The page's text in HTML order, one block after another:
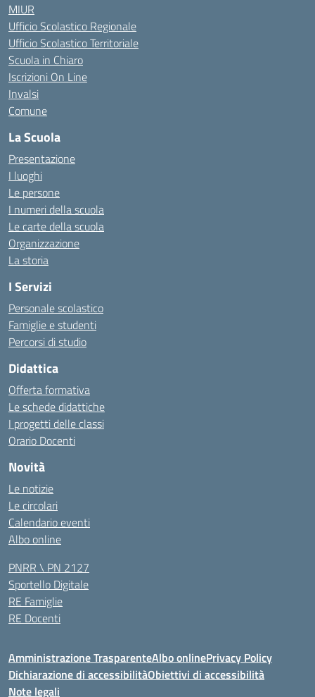
MIUR
Ufficio Scolastico Regionale
Ufficio Scolastico Territoriale
Scuola in Chiaro
Iscrizioni On Line
Invalsi
Comune
La Scuola
Presentazione
I luoghi
Le persone
I numeri della scuola
Le carte della scuola
Organizzazione
La storia
I Servizi
Personale scolastico
Famiglie e studenti
Percorsi di studio
Didattica
Offerta formativa
Le schede didattiche
I progetti delle classi
Orario Docenti
Novità
Le notizie
Le circolari
Calendario eventi
Albo online
PNRR \ PN 2127
Sportello Digitale
RE Famiglie
RE Docenti
Amministrazione TrasparenteAlbo onlinePrivacy Policy
Dichiarazione di accessibilitàObiettivi di accessibilità
Note legali